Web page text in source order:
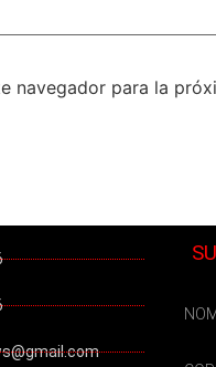
navegador para la